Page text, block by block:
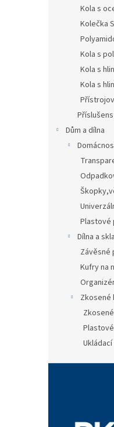
Kola s
Kolečka
Kola s
Kola s
Kola s
Dům a dílna
Plastové
Dílna a
Závěsné
Kufry na
Zkosené